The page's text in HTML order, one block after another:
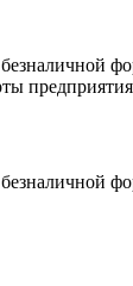
предприятия